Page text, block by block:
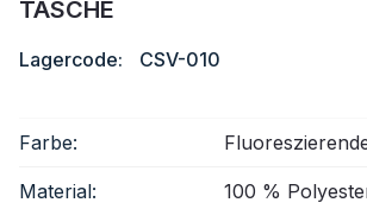
TASCHE
Lagercode: CSV-010
Farbe:
Material: 100 %